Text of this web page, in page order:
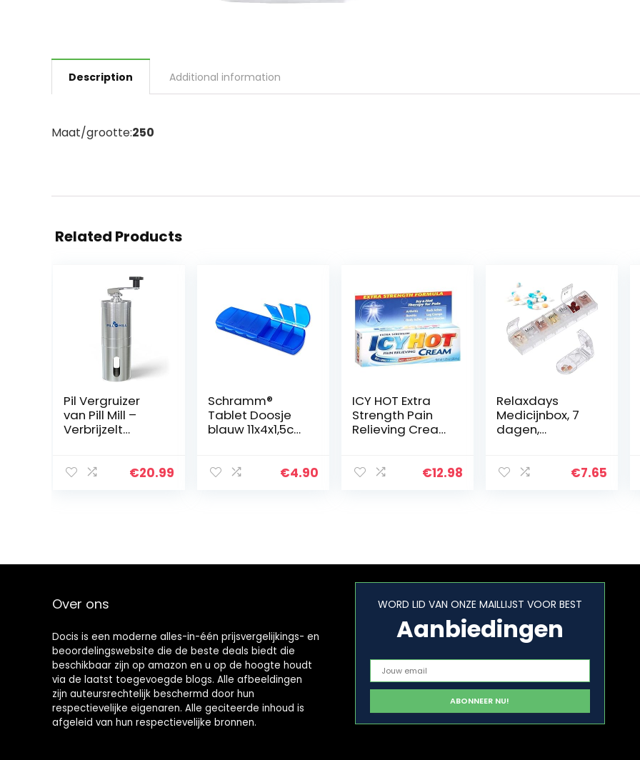
Description Additional information
Maat/grootte:250
Related Products
Pil Vergruizer
van Pill Mill –
Verbrijzelt
een Fijn Poeder
€20.99
Schramm®
Tablet Doosje
blauw 11x4x1,5cm
€4.90
ICY HOT Extra
Strength Pain
Relieving Cream
€12.98
Relaxdays
Medicijnbox, 7
dagen,
wekelijkse
€7.65
Over ons
Docis is een moderne alles-in-één prijsvergelijkings- en
beoordelingswebsite die de beste deals biedt die
beschikbaar zijn op amazon en u op de hoogte houdt
via de laatst toegevoegde blogs. Alle afbeeldingen
zijn auteursrechtelijk beschermd door hun
respectievelijke eigenaren. Alle geciteerde inhoud is
afgeleid van hun respectievelijke bronnen.
WORD LID VAN ONZE MAILLIJST VOOR BEST
Aanbiedingen